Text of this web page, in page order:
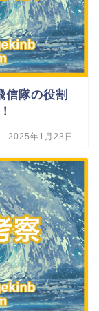
信隊の役割
2025年1月23日